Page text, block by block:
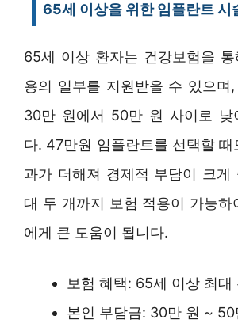
65세 이상을 위한 임플란트 시
65세 이상 환자는 건강보험을
용의 일부를 지원받을 수 있으며
30만 원에서 50만 원 사이로 낮
다. 47만원 임플란트를 선택할 때
과가 더해져 경제적 부담이 크게
대 두 개까지 보험 적용이 가능하
에게 큰 도움이 됩니다.
보험 혜택: 65세 이상 최대
본인 부담금: 30만 원 ~ 50